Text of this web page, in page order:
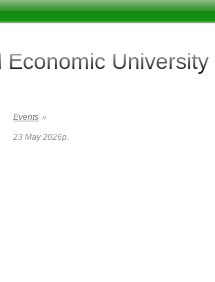
Economic University
Events »
23 May 2026р.